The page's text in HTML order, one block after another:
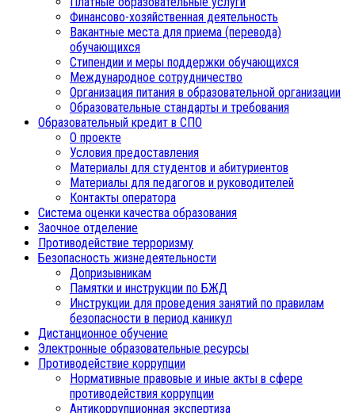
Финансово-хозяйственная деятельность
Вакантные места для приема (перевода)
обучающихся
Стипендии и меры поддержки обучающихся
Международное сотрудничество
Организация питания в образовательной организации
Образовательные стандарты и требования
Образовательный кредит в СПО
О проекте
Условия предоставления
Материалы для студентов и абитуриентов
Материалы для педагогов и руководителей
Контакты оператора
Система оценки качества образования
Заочное отделение
Противодействие терроризму
Безопасность жизнедеятельности
Допризывникам
Памятки и инструкции по БЖД
Инструкции для проведения занятий по правилам
безопасности в период каникул
Дистанционное обучение
Электронные образовательные ресурсы
Противодействие коррупции
Нормативные правовые и иные акты в сфере
противодействия коррупции
Антикоррупционная экспертиза